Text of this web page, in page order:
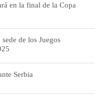
en la final de la Copa
de los Juegos
Serbia